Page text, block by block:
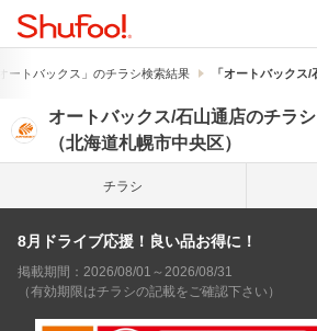
ートバックス」のチラシ検索結果 「オートバックス
オートバックス/石山通店のチラ
（北海道札幌市中央区）
チラシ
8月ドライブ応援！良い品お得に！
掲載期間：2026/08/01～2026/08/31
（有効期限はチラシの記載をご確認下さい）